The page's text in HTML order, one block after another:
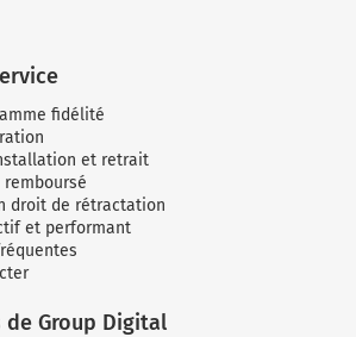
fidélité
et retrait
droit de rétractation
et performant
de Group Digital